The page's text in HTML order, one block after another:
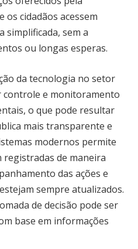
cidadãos acessem
simplificada, sem a
ou longas esperas.
da tecnologia no setor
e monitoramento
o que pode resultar
mais transparente e
modernos permite
registradas de maneira
das ações e
sempre atualizados.
de decisão pode ser
base em informações